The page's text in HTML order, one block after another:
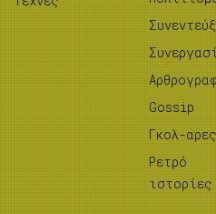
Gossip
Γκολ-αρες
Ρετρό
ιστορίες